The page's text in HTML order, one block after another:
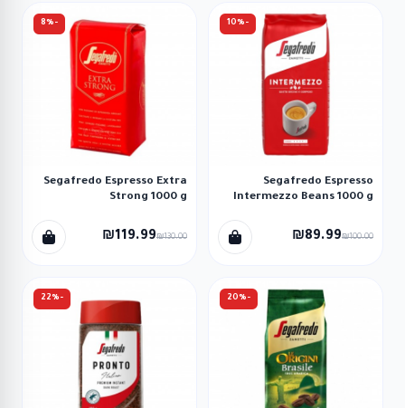
-10%
Segafredo Espresso
Intermezzo Beans 1000 g
₪89.99₪100.00
-8%
Segafredo Espresso Extra
Strong 1000 g
₪119.99₪130.00
-20%
-22%